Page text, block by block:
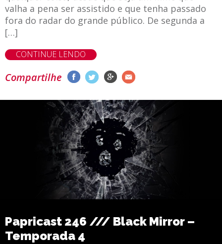
valha a pena ser assistido e que tenha passado
fora do radar do grande público. De segunda a
[…]
CONTINUE LENDO
Compartilhe
Papricast 246 /// Black Mirror –
Temporada 4